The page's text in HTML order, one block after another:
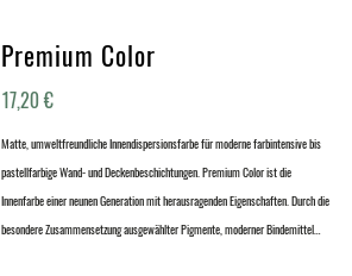
Premium Color
17,20€
Matte, umweltfreundliche Innendispersionsfarbe für moderne farbintensive bis
pastellfarbige Wand- und Deckenbeschichtungen. Premium Color ist die
Innenfarbe einer neunen Generation mit herausragenden Eigenschaften. Durch die
besondere Zusammensetzung ausgewählter Pigmente, moderner Bindemittel…